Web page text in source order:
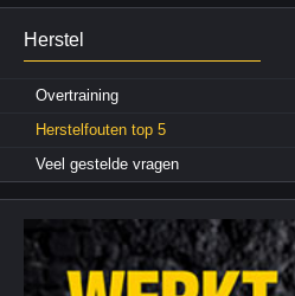
Herstel
Overtraining
Herstelfouten top 5
Veel gestelde vragen